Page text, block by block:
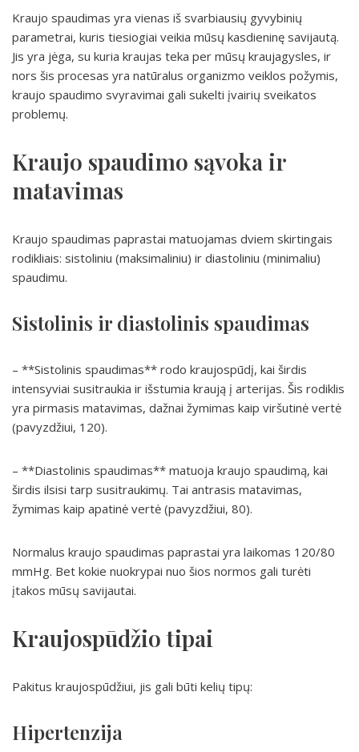
Kraujo spaudimas yra vienas iš svarbiausių gyvybinių
parametrai, kuris tiesiogiai veikia mūsų kasdieninę savijautą.
Jis yra jėga, su kuria kraujas teka per mūsų kraujagysles, ir
nors šis procesas yra natūralus organizmo veiklos požymis,
kraujo spaudimo svyravimai gali sukelti įvairių sveikatos
problemų.
Kraujo spaudimo sąvoka ir
matavimas
Kraujo spaudimas paprastai matuojamas dviem skirtingais
rodikliais: sistoliniu (maksimaliniu) ir diastoliniu (minimaliu)
spaudimu.
Sistolinis ir diastolinis spaudimas
– **Sistolinis spaudimas** rodo kraujospūdį, kai širdis
intensyviai susitraukia ir išstumia kraują į arterijas. Šis rodiklis
yra pirmasis matavimas, dažnai žymimas kaip viršutinė vertė
(pavyzdžiui, 120).
– **Diastolinis spaudimas** matuoja kraujo spaudimą, kai
širdis ilsisi tarp susitraukimų. Tai antrasis matavimas,
žymimas kaip apatinė vertė (pavyzdžiui, 80).
Normalus kraujo spaudimas paprastai yra laikomas 120/80
mmHg. Bet kokie nuokrypai nuo šios normos gali turėti
įtakos mūsų savijautai.
Kraujospūdžio tipai
Pakitus kraujospūdžiui, jis gali būti kelių tipų:
Hipertenzija